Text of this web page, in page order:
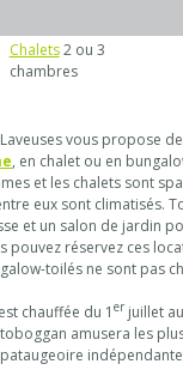
Chalets2 ou 3
chambres
vous propose
, en chalet ou en
et les chalets sont
eux sont climatisés.
et un salon de jardin
réservez ces
toilés ne sont pas
est chauffée du 1 er juillet
amusera les